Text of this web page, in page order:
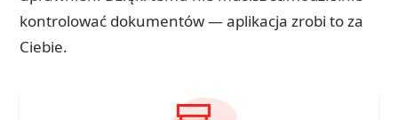
kontrolować dokumentów — aplikacja zrobi to za
Ciebie.